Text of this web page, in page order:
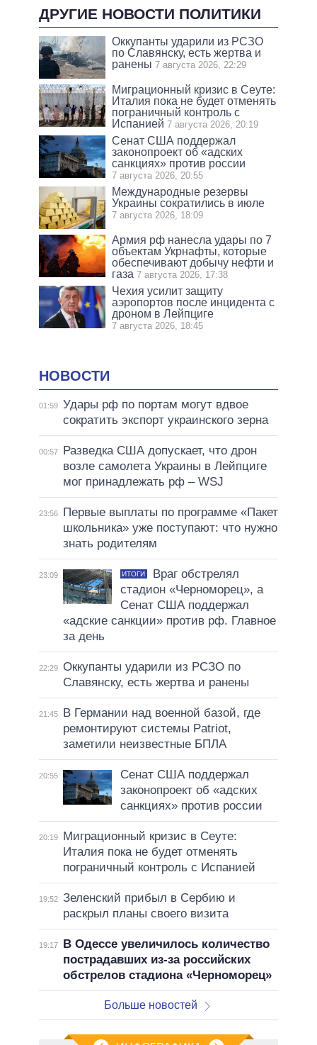
ДРУГИЕ НОВОСТИ ПОЛИТИКИ
Оккупанты ударили из РСЗО
по Славянску, есть жертва и
ранены 7 августа 2026, 22:29
Миграционный кризис в Сеуте:
Италия пока не будет отменять
пограничный контроль с
Испанией 7 августа 2026, 20:19
Сенат США поддержал
законопроект об «адских
санкциях» против россии
7 августа 2026, 20:55
Международные резервы
Украины сократились в июле
7 августа 2026, 18:09
Армия рф нанесла удары по 7
объектам Укрнафты, которые
обеспечивают добычу нефти и
газа 7 августа 2026, 17:38
Чехия усилит защиту
аэропортов после инцидента с
дроном в Лейпциге
7 августа 2026, 18:45
НОВОСТИ
01:59 Удары рф по портам могут вдвое
сократить экспорт украинского зерна
00:57
Разведка США допускает, что дрон
возле самолета Украины в Лейпциге
мог принадлежать рф – WSJ
23:56
Первые выплаты по программе «Пакет
школьника» уже поступают: что нужно
знать родителям
23:09 ИТОГИ
Враг обстрелял
стадион «Черноморец», а
Сенат США поддержал
«адские санкции» против рф. Главное
за день
22:29 Оккупанты ударили из РСЗО по
Славянску, есть жертва и ранены
21:45
В Германии над военной базой, где
ремонтируют системы Patriot,
заметили неизвестные БПЛА
20:55
Сенат США поддержал
законопроект об «адских
санкциях» против россии
20:19
Миграционный кризис в Сеуте:
Италия пока не будет отменять
пограничный контроль с Испанией
19:52 Зеленский прибыл в Сербию и
раскрыл планы своего визита
19:17
В Одессе увеличилось количество
пострадавших из-за российских
обстрелов стадиона «Черноморец»
Больше новостей